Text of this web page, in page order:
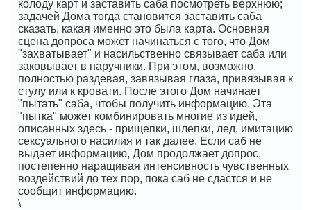
колоду карт и заставить саба посмотреть верхнюю;
задачей Дома тогда становится заставить саба
сказать, какая именно это была карта. Основная
сцена допроса может начинаться с того, что Дом
"захватывает" и насильственно связывает саба или
заковывает в наручники. При этом, возможно,
полностью раздевая, завязывая глаза, привязывая к
стулу или к кровати. После этого Дом начинает
"пытать" саба, чтобы получить информацию. Эта
"пытка" может комбинировать многие из идей,
описанных здесь - прищепки, шлепки, лед, имитацию
сексуального насилия и так далее. Если саб не
выдает информацию, Дом продолжает допрос,
постепенно наращивая интенсивность чувственных
воздействий до тех пор, пока саб не сдастся и не
сообщит информацию.
\